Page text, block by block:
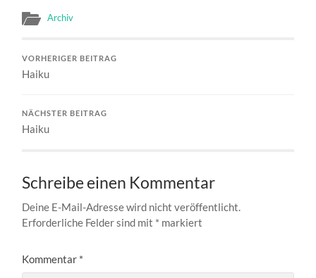
Archiv
VORHERIGER BEITRAG
Haiku
NÄCHSTER BEITRAG
Haiku
Schreibe einen Kommentar
Deine E-Mail-Adresse wird nicht veröffentlicht.
Erforderliche Felder sind mit * markiert
Kommentar *